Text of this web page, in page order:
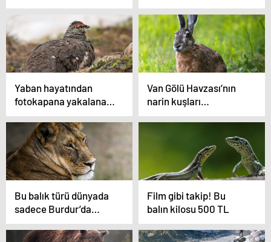
TL
kadını yedi!
Yaban hayatından
fotokapana yakalanan
anlar hayrete düşürdü
Van Gölü Havzası’nın
narin kuşları
flamingolar
Bu balık türü dünyada
sadece Burdur’da
yaşıyor! Nesli
tükenmek üzere
Film gibi takip! Bu
balın kilosu 500 TL